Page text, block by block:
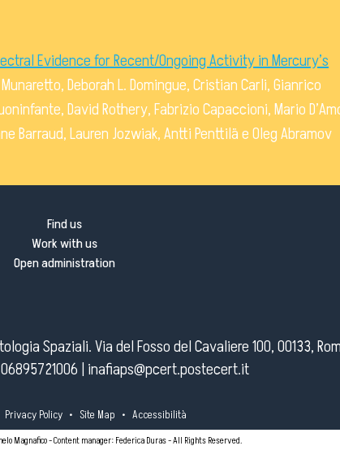
Evidence for Recent/Ongoing Activity in Mercury’s
Deborah L. Domingue, Cristian Carli, Gianrico
David Rothery, Fabrizio Capaccioni, Mario
Barraud, Lauren Jozwiak, Antti Penttilä e Oleg Abramov
Find us
Work with us
Open administration
Spaziali. Via del Fosso del Cavaliere 100, 00133,
| inafiaps@pcert.postecert.it
Privacy Policy • Site Map • Accessibilità
Magnafico - Content manager: Federica Duras - All Rights Reserved.